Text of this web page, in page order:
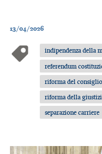
13/04/2026
indipendenza della
referendum
riforma del
riforma della
separazione carriere